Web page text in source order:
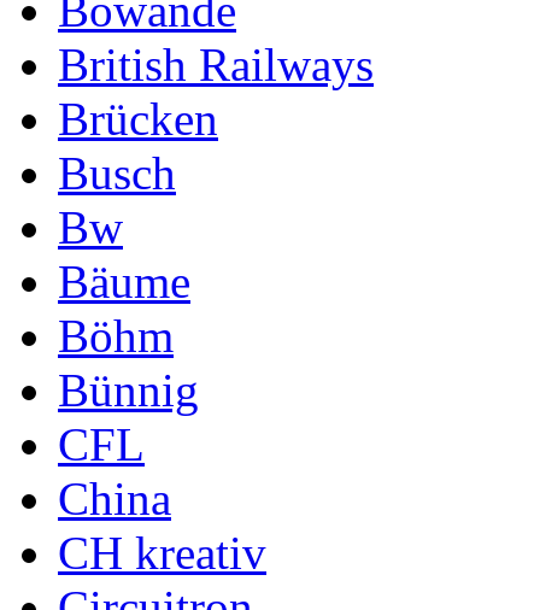
British Railways
Brücken
Busch
Bw
Bäume
Böhm
Bünnig
CFL
China
CH kreativ